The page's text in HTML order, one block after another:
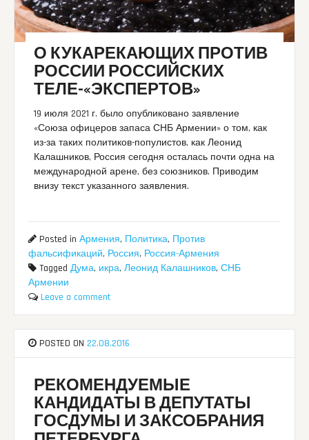
О КУКАРЕКАЮЩИХ ПРОТИВ
РОССИИ РОССИЙСКИХ
ТЕЛЕ-«ЭКСПЕРТОВ»
19 июля 2021 г. было опубликовано заявление
«Союза офицеров запаса СНБ Армении» о том, как
из-за таких политиков-популистов, как Леонид
Калашников, Россия сегодня осталась почти одна на
международной арене, без союзников. Приводим
внизу текст указанного заявления.
Posted inАрмения, Политика, Против
фальсификаций, Россия, Россия-Армения
TaggedДума, икра,Леонид Калашников,СНБ
Армении
Leave a comment
POSTED ON 22.08.2016
РЕКОМЕНДУЕМЫЕ
КАНДИДАТЫ В ДЕПУТАТЫ
ГОСДУМЫ И ЗАКСОБРАНИЯ